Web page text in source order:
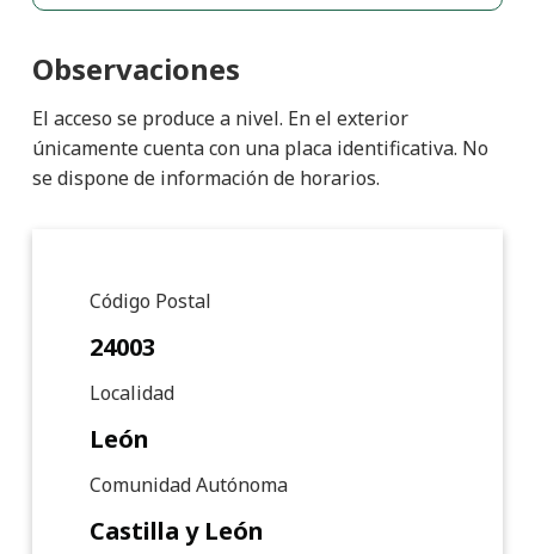
Observaciones
El acceso se produce a nivel. En el exterior
únicamente cuenta con una placa identificativa. No
se dispone de información de horarios.
Código Postal
24003
Localidad
León
Comunidad Autónoma
Castilla y León